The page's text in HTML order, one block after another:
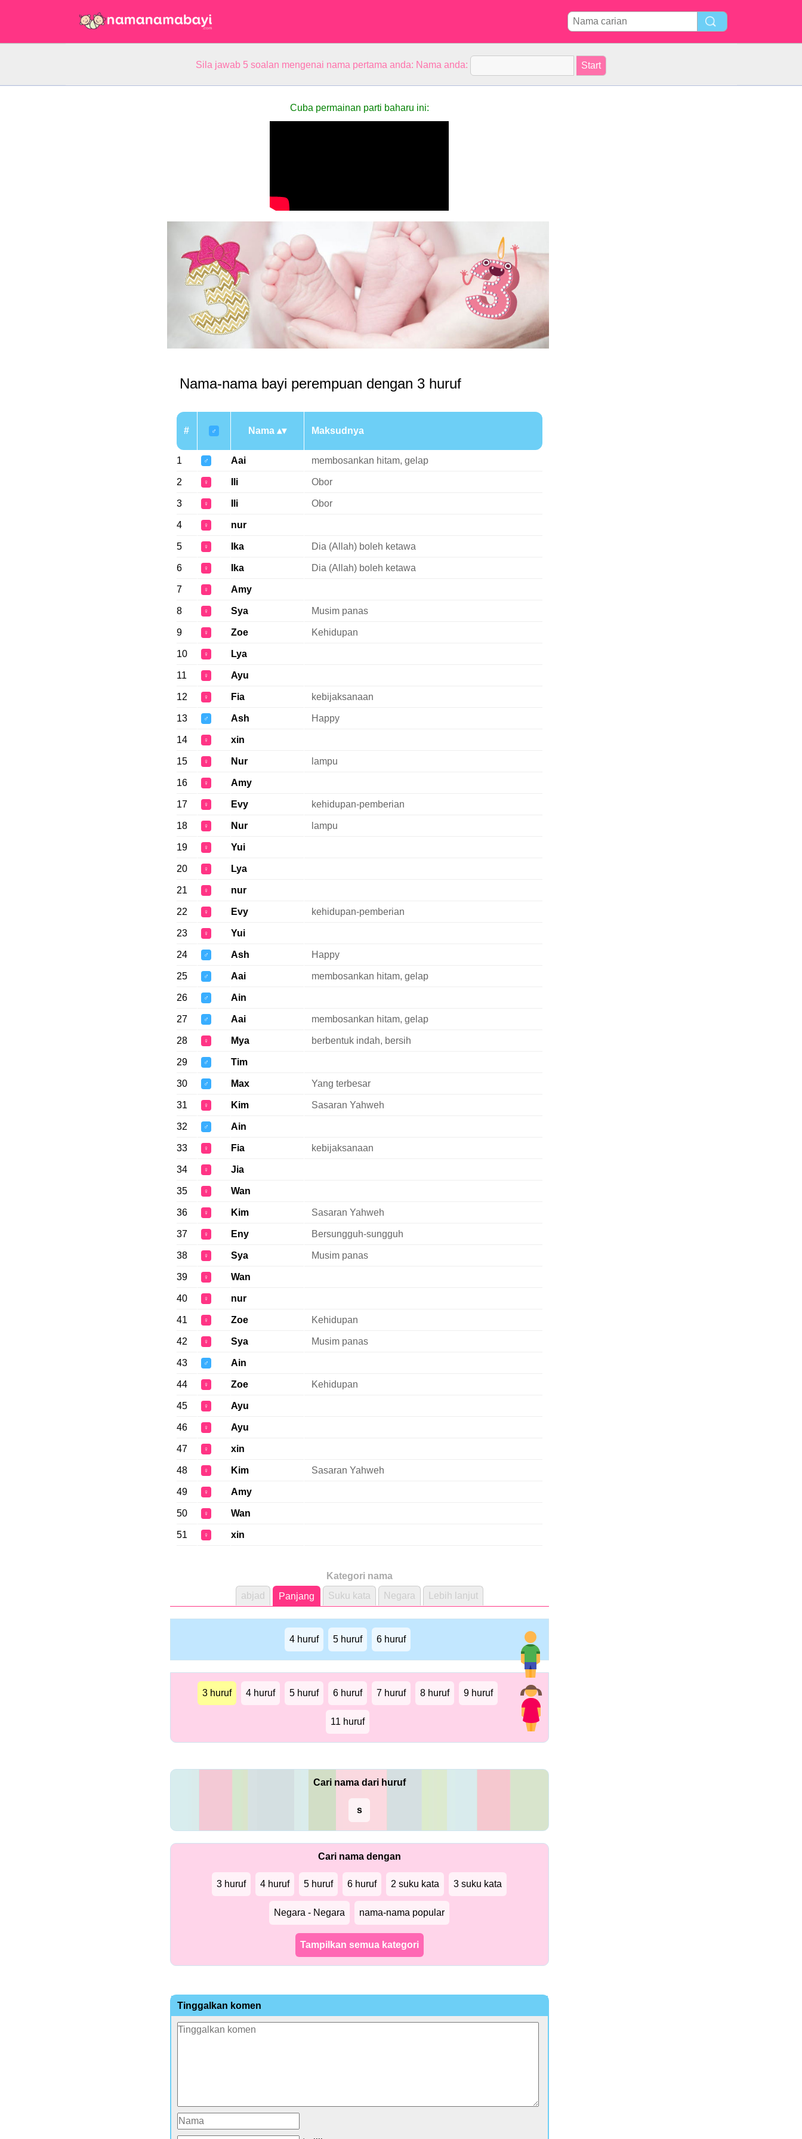
Sila jawab 5 soalan mengenai nama pertama anda: Nama anda:
Cuba permainan parti baharu ini:
Nama-nama bayi perempuan dengan 3 huruf
# ♂ Nama Maksudnya
1 ♂ Aai membosankan hitam, gelap
2 ♀ Ili Obor
3 ♀ Ili Obor
4 ♀ nur
5 ♀ Ika Dia (Allah) boleh ketawa
6 ♀ Ika Dia (Allah) boleh ketawa
7 ♀ Amy
8 ♀ Sya Musim panas
9 ♀ Zoe Kehidupan
10 ♀ Lya
11 ♀ Ayu
12 ♀ Fia kebijaksanaan
13 ♂ Ash Happy
14 ♀ xin
15 ♀ Nur lampu
16 ♀ Amy
17 ♀ Evy kehidupan-pemberian
18 ♀ Nur lampu
19 ♀ Yui
20 ♀ Lya
21 ♀ nur
22 ♀ Evy kehidupan-pemberian
23 ♀ Yui
24 ♂ Ash Happy
25 ♂ Aai membosankan hitam, gelap
26 ♂ Ain
27 ♂ Aai membosankan hitam, gelap
28 ♀ Mya berbentuk indah, bersih
29 ♂ Tim
30 ♂ Max Yang terbesar
31 ♀ Kim Sasaran Yahweh
32 ♂ Ain
33 ♀ Fia kebijaksanaan
34 ♀ Jia
35 ♀ Wan
36 ♀ Kim Sasaran Yahweh
37 ♀ Eny Bersungguh-sungguh
38 ♀ Sya Musim panas
39 ♀ Wan
40 ♀ nur
41 ♀ Zoe Kehidupan
42 ♀ Sya Musim panas
43 ♂ Ain
44 ♀ Zoe Kehidupan
45 ♀ Ayu
46 ♀ Ayu
47 ♀ xin
48 ♀ Kim Sasaran Yahweh
49 ♀ Amy
50 ♀ Wan
51 ♀ xin
Kategori nama
abjad
Panjang Suku kata Negara Lebih lanjut
4 huruf 5 huruf 6 huruf
3 huruf 4 huruf 5 huruf 6 huruf 7 huruf 8 huruf 9 huruf
11 huruf
Cari nama dari huruf
s
Cari nama dengan
3 huruf 4 huruf 5 huruf 6 huruf 2 suku kata 3 suku kata
Negara - Negara nama-nama popular
Tampilkan semua kategori
Tinggalkan komen